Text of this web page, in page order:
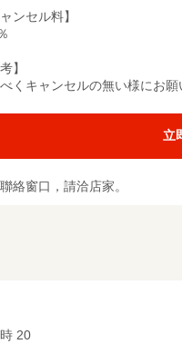
ャンセル料】
】
くキャンセルの無い様にお願
立
絡窗口，請洽店家。
20